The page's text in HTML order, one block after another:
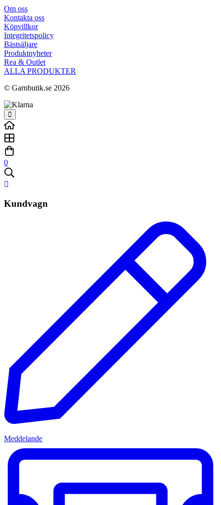
Om oss
Kontakta oss
Köpvillkor
Integritetspolicy
Bästsäljare
Produktnyheter
Rea & Outlet
ALLA PRODUKTER
© Garnbutik.se 2026
0
Kundvagn
Meddelande